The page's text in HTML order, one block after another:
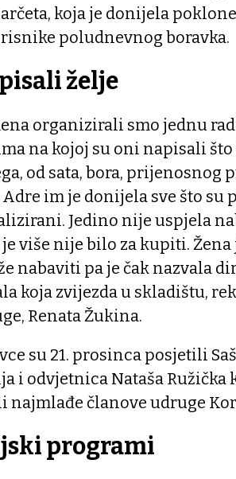
koja je donijela
poludnevnog boravka.
želje
organizirali smo jednu
na kojoj su oni napisali
od sata, bora, prijenosnog
im je donijela sve što su
Jedino nije uspjela
više nije bilo za kupiti.
nabaviti pa je čak nazvala
koja zvijezda u skladištu,
Renata Žukina.
su 21. prosinca posjetili
i odvjetnica Nataša Ružička
najmlađe članove udruge
programi